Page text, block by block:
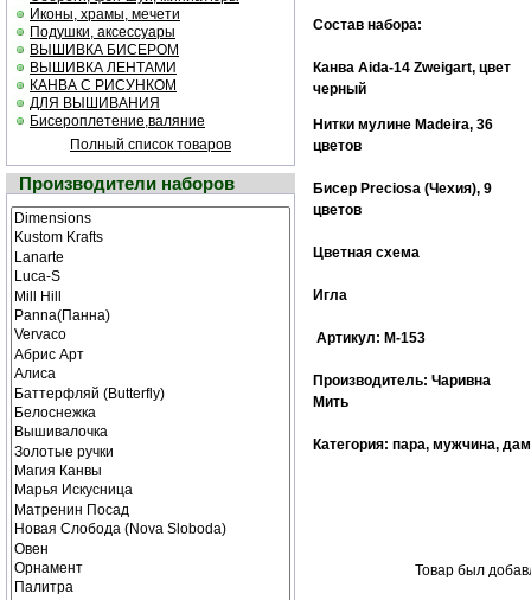
Иконы, храмы, мечети
Подушки, аксессуары
ВЫШИВКА БИСЕРОМ
ВЫШИВКА ЛЕНТАМИ
КАНВА С РИСУНКОМ
ДЛЯ ВЫШИВАНИЯ
Бисероплетение,валяние
Полный список товаров
Производители наборов
Состав набора:
Канва Aida-14 Zweigart, цвет
черный
Нитки мулине Madeira, 36
цветов
Бисер Preciosa (Чехия), 9
цветов
Цветная схема
Игла
Артикул: М-153
Производитель: Чаривна
Мить
Категория: пара, мужчина,
Товар был